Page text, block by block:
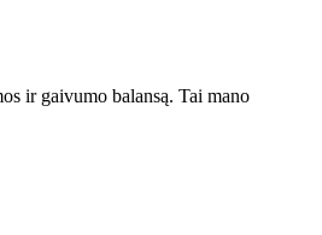
ir gaivumo balansą. Tai mano